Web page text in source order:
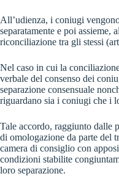
All’udienza, i coniugi
separatamente e poi assieme,
riconciliazione tra gli stessi
Nel caso in cui la
verbale del consenso dei
separazione consensuale
riguardano sia i coniugi che i
Tale accordo, raggiunto dalle
di omologazione da parte del
camera di consiglio con
condizioni stabilite
loro separazione.